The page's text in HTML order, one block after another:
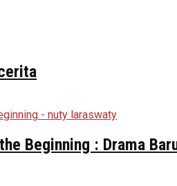
Beginning : Drama